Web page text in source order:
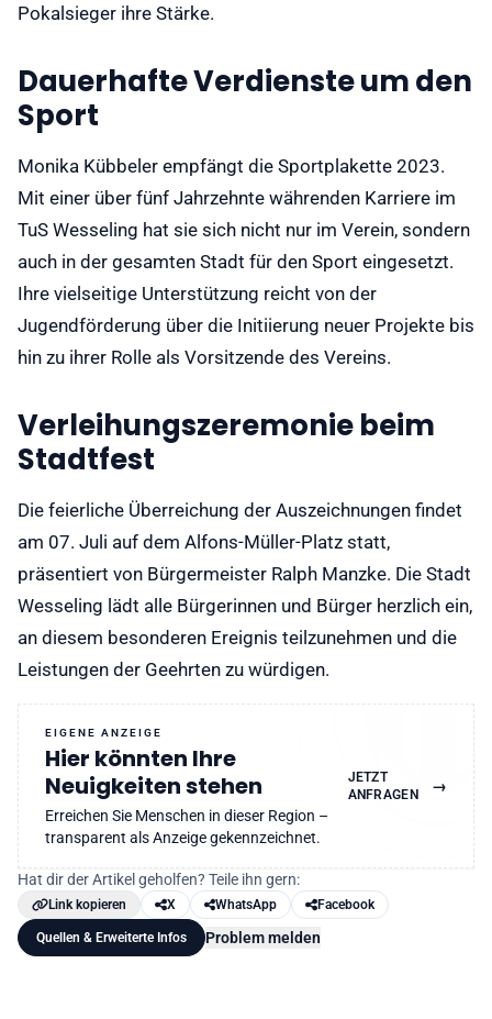
Pokalsieger ihre Stärke.
Dauerhafte Verdienste um den
Sport
Monika Kübbeler empfängt die Sportplakette 2023.
Mit einer über fünf Jahrzehnte währenden Karriere im
TuS Wesseling hat sie sich nicht nur im Verein, sondern
auch in der gesamten Stadt für den Sport eingesetzt.
Ihre vielseitige Unterstützung reicht von der
Jugendförderung über die Initiierung neuer Projekte bis
hin zu ihrer Rolle als Vorsitzende des Vereins.
Verleihungszeremonie beim
Stadtfest
Die feierliche Überreichung der Auszeichnungen findet
am 07. Juli auf dem Alfons-Müller-Platz statt,
präsentiert von Bürgermeister Ralph Manzke. Die Stadt
Wesseling lädt alle Bürgerinnen und Bürger herzlich ein,
an diesem besonderen Ereignis teilzunehmen und die
Leistungen der Geehrten zu würdigen.
EIGENE ANZEIGE
Hier könnten Ihre
Neuigkeiten stehen
Erreichen Sie Menschen in dieser Region –
transparent als Anzeige gekennzeichnet.
JETZT
ANFRAGEN
→
Hat dir der Artikel geholfen? Teile ihn gern:
Link kopieren X WhatsApp Facebook
Quellen & Erweiterte Infos Problem melden